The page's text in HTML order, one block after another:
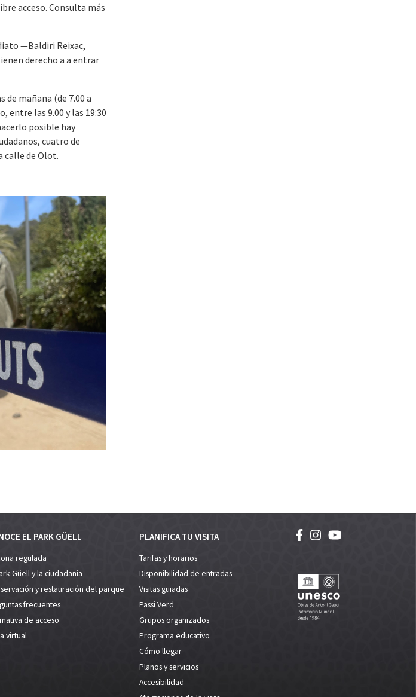
acceso. Consulta más
—Baldiri Reixac,
derecho a a entrar
mañana (de 7.00 a
entre las 9.00 y las 19:30
posible hay
cuatro de
calle de Olot.
EL PARK GÜELL
regulada
Güell y la ciudadanía
y restauración del parque
frecuentes
de acceso
virtual
PLANIFICA TU VISITA
Tarifas y horarios
Disponibilidad de entradas
Visitas guiadas
Passi Verd
Grupos organizados
Programa educativo
Cómo llegar
Planos y servicios
Accesibilidad